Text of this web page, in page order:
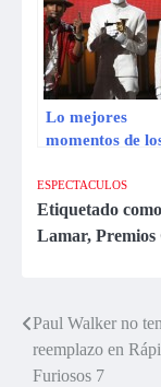
Lo mejores
momentos de
(FOTOS)
ESPECTACULOS
Etiquetado como
Lamar,
Navegación
de
Paul Walker no
reemplazo en
Furiosos 7